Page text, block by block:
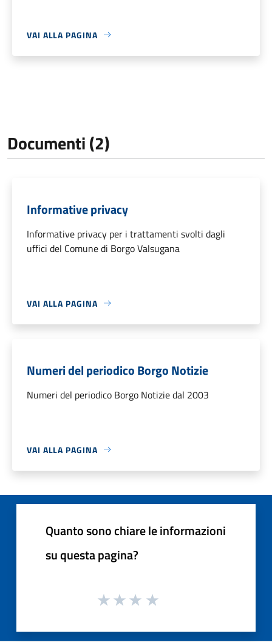
VAI ALLA PAGINA
Documenti (2)
Informative privacy
Informative privacy per i trattamenti svolti dagli
uffici del Comune di Borgo Valsugana
VAI ALLA PAGINA
Numeri del periodico Borgo Notizie
Numeri del periodico Borgo Notizie dal 2003
VAI ALLA PAGINA
Quanto sono chiare le informazioni
su questa pagina?